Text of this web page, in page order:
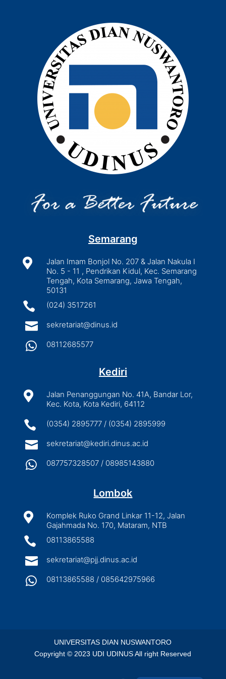
Semarang

Jalan Imam Bonjol No. 207 & Jalan Nakula I
No. 5 - 11 , Pendrikan Kidul, Kec. Semarang
Tengah, Kota Semarang, Jawa Tengah,
50131
 (024) 3517261
 sekretariat@dinus.id
 08112685577
Kediri

Jalan Penanggungan No. 41A, Bandar Lor,
Kec. Kota, Kota Kediri, 64112
 (0354) 2895777 / (0354) 2895999
 sekretariat@kediri.dinus.ac.id
 087757328507 / 08985143880
Lombok

Komplek Ruko Grand Linkar 11-12, Jalan
Gajahmada No. 170, Mataram, NTB
 08113865588
 sekretariat@pjj.dinus.ac.id
 08113865588 / 085642975966
UNIVERSITAS DIAN NUSWANTORO
Copyright © 2023 UDI UDINUS All right Reserved